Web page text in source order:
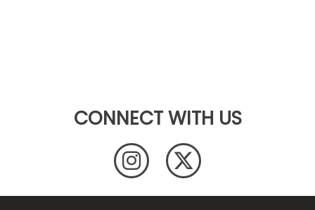
CONNECT WITH US